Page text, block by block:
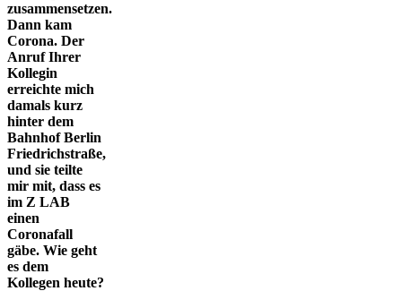
zusammensetzen.
Dann kam
Corona. Der
Anruf Ihrer
Kollegin
erreichte mich
damals kurz
hinter dem
Bahnhof Berlin
Friedrichstraße,
und sie teilte
mir mit, dass es
im Z LAB
einen
Coronafall
gäbe. Wie geht
es dem
Kollegen heute?